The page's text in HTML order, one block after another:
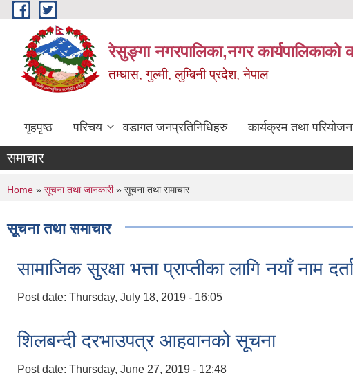
Skip to main content
रेसुङ्गा नगरपालिका,नगर कार्यपालिकाको
तम्घास, गुल्मी, लुम्बिनी प्रदेश, नेपाल
गृहपृष्ठ परिचय वडागत जनप्रतिनिधिहरु कार्यक्रम तथा
समाचार
You are here
Home » सूचना तथा जानकारी» सूचना तथा समाचार
सूचना तथा समाचार
सामाजिक सुरक्षा भत्ता प्राप्तीका लागि नयाँ नाम
Post date: Thursday, July 18, 2019 - 16:05
शिलबन्दी दरभाउपत्र आहवानको सूचना
Post date: Thursday, June 27, 2019 - 12:48